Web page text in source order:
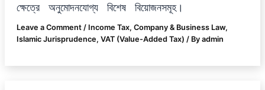
ক্ষেত্রে অনুমোদনযোগ্য বিশেষ বিয়োজনসমূহ।
Leave a Comment / Income Tax, Company & Business Law,
Islamic Jurisprudence, VAT (Value-Added Tax) / By admin